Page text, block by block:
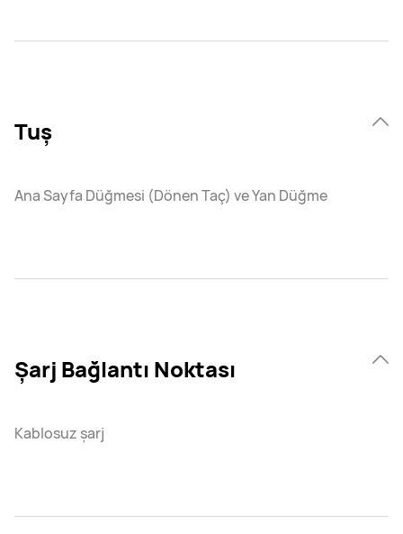
Tuş
Ana Sayfa Düğmesi (Dönen Taç) ve Yan Düğme
Şarj Bağlantı Noktası
Kablosuz şarj